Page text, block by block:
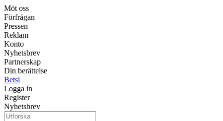
Möt oss
Förfrågan
Pressen
Reklam
Konto
Nyhetsbrev
Partnerskap
Din berättelse
Betsi
Logga in
Register
Nyhetsbrev